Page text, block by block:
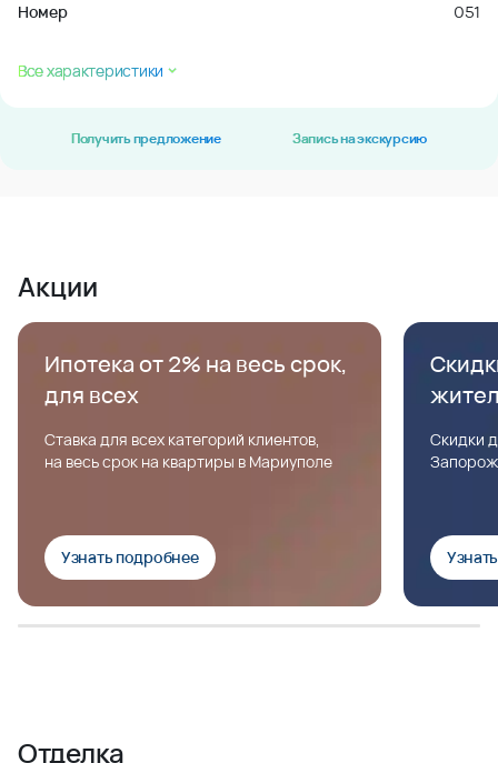
Номер 051
Все характеристики
Получить предложение Запись на экскурсию
Акции
Ипотека от 2% на весь срок,
для всех
Ставка для всех категорий клиентов,
на весь срок на квартиры в Мариуполе
Узнать подробнее
Скидки
Отделка